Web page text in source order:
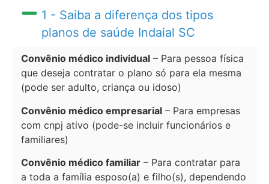
1 - Saiba a diferença dos tipos
planos de saúde Indaial SC
Convênio médico individual – Para pessoa física
que deseja contratar o plano só para ela mesma
(pode ser adulto, criança ou idoso)
Convênio médico empresarial – Para empresas
com cnpj ativo (pode-se incluir funcionários e
familiares)
Convênio médico familiar – Para contratar para
a toda a família esposo(a) e filho(s), dependendo